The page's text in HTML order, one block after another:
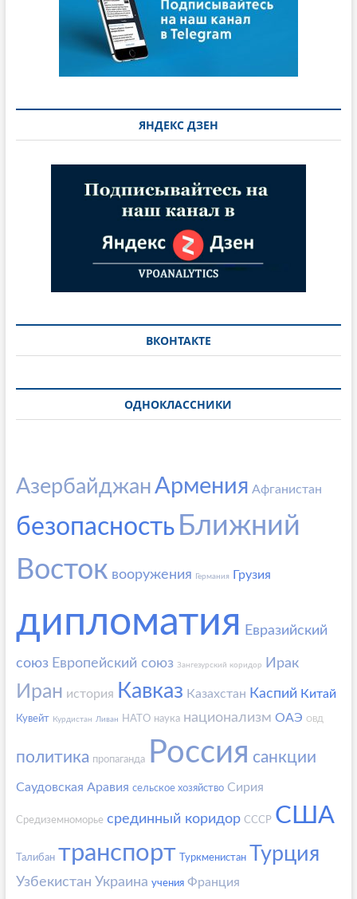
ЯНДЕКС ДЗЕН
ВКОНТАКТЕ
ОДНОКЛАССНИКИ
АзербайджанАрмения Афганистан
безопасность Ближний
Восток вооружения Германия Грузия
дипломатия Евразийский
союз Европейский союз Зангезурский коридор Ирак
Иран история Кавказ Казахстан Каспий Китай
Кувейт Курдистан Ливан НАТО наука национализм ОАЭ ОВД
политика пропаганда Россия санкции
Саудовская Аравия сельское хозяйство Сирия
Средиземноморье срединный коридор СССР США
Талибан транспорт Туркменистан Турция
Узбекистан Украина учения Франция